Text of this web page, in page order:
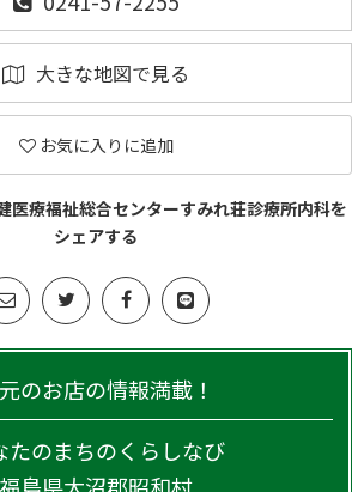
大きな地図で見る
お気に入りに追加
医療福祉総合センターすみれ荘診療所内科を
シェアする
のお店の情報満載！
たのまちのくらしなび